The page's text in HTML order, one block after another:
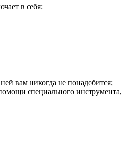
в себя:
вам никогда не понадобится;
специального